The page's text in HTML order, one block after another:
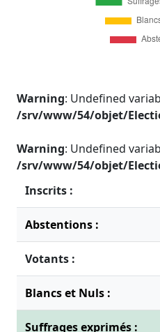
Warning: Undefined
/srv/www/54/objet/
Warning: Undefined
/srv/www/54/objet/
Inscrits :
Abstentions :
Votants :
Blancs et Nuls :
Suffrages exprimés :